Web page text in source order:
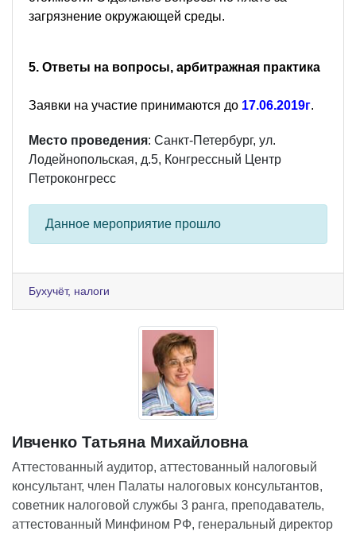
загрязнение окружающей среды.
5. Ответы на вопросы, арбитражная практика
Заявки на участие принимаются до 17.06.2019г.
Место проведения: Санкт-Петербург, ул.
Лодейнопольская, д.5, Конгрессный Центр
Петроконгресс
Данное мероприятие прошло
Бухучёт, налоги
Ивченко Татьяна Михайловна
Аттестованный аудитор, аттестованный налоговый
консультант, член Палаты налоговых консультантов,
советник налоговой службы 3 ранга, преподаватель,
аттестованный Минфином РФ, генеральный директор